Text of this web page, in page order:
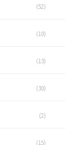
(52)
(10)
(13)
(30)
(2)
(15)